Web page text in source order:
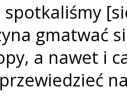
spotkaliśmy
gmatwać
a nawet i